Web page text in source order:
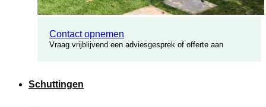
Contact opnemen
Vraag vrijblijvend een adviesgesprek of offerte aan
Schuttingen